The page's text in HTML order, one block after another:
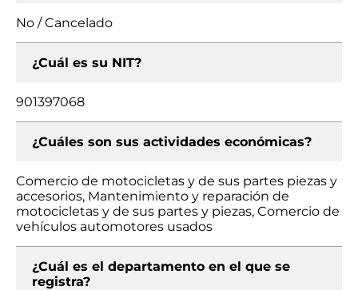
No / Cancelado
¿Cuál es su NIT?
901397068
¿Cuáles son sus actividades económicas?
Comercio de motocicletas y de sus partes piezas y
accesorios, Mantenimiento y reparación de
motocicletas y de sus partes y piezas, Comercio de
vehículos automotores usados
¿Cuál es el departamento en el que se
registra?